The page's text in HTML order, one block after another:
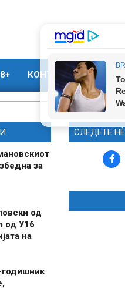
КОНТАКТ
за
од
од У16
на
СЛЕДЕТЕ